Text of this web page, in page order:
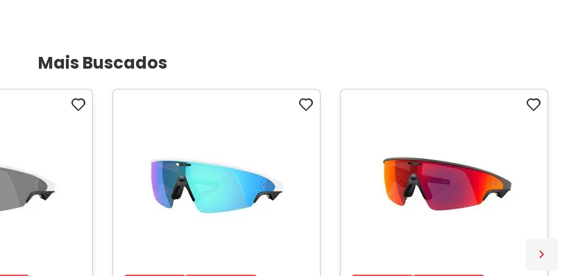
Mais Buscados